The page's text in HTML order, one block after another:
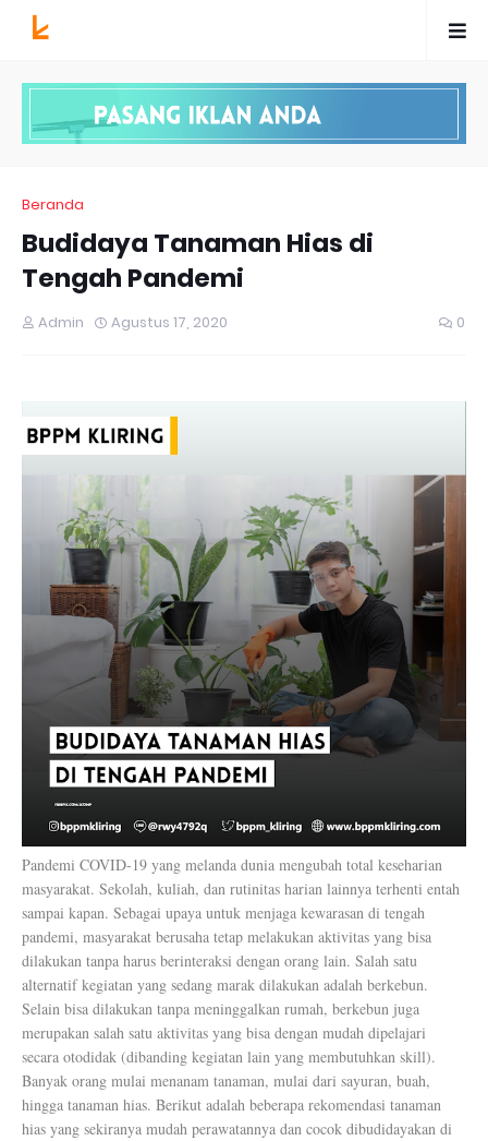
Beranda
Budidaya Tanaman Hias di
Tengah Pandemi
Admin Agustus 17, 2020 0
Pandemi COVID-19 yang melanda dunia mengubah total keseharian
masyarakat. Sekolah, kuliah, dan rutinitas harian lainnya terhenti entah
sampai kapan. Sebagai upaya untuk menjaga kewarasan di tengah
pandemi, masyarakat berusaha tetap melakukan aktivitas yang bisa
dilakukan tanpa harus berinteraksi dengan orang lain. Salah satu
alternatif kegiatan yang sedang marak dilakukan adalah berkebun.
Selain bisa dilakukan tanpa meninggalkan rumah, berkebun juga
merupakan salah satu aktivitas yang bisa dengan mudah dipelajari
secara otodidak (dibanding kegiatan lain yang membutuhkan skill).
Banyak orang mulai menanam tanaman, mulai dari sayuran, buah,
hingga tanaman hias. Berikut adalah beberapa rekomendasi tanaman
hias yang sekiranya mudah perawatannya dan cocok dibudidayakan di